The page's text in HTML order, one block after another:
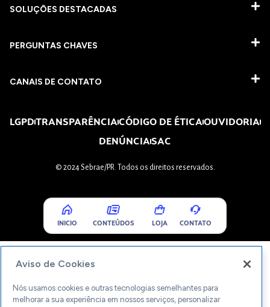
SOLUÇÕES DESTACADAS
PERGUNTAS CHAVES​
CANAIS DE CONTATO
LGPDTRANSPARÊNCIACÓDIGO DE ÉTICAOUVIDORIA
DENÚNCIASAC
© 2024 Sebrae/PR. Todos os direitos reservados.
INICIO CONTEÚDOS LOJA CONTATO
Aviso de Cookies
Nós usamos cookies e outras tecnologias semelhantes para
melhorar a sua experiência em nossos serviços, personalizar